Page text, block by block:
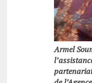
Armel